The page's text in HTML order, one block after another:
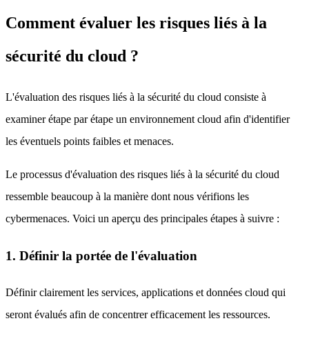
Comment évaluer les risques liés à la
sécurité du cloud ?
L'évaluation des risques liés à la sécurité du cloud consiste à
examiner étape par étape un environnement cloud afin d'identifier
les éventuels points faibles et menaces.
Le processus d'évaluation des risques liés à la sécurité du cloud
ressemble beaucoup à la manière dont nous vérifions les
cybermenaces. Voici un aperçu des principales étapes à suivre :
1. Définir la portée de l'évaluation
Définir clairement les services, applications et données cloud qui
seront évalués afin de concentrer efficacement les ressources.